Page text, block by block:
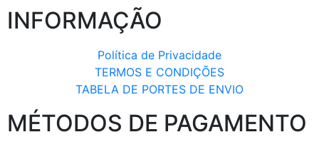
INFORMAÇÃO
Política de Privacidade
TERMOS E CONDIÇÕES
TABELA DE PORTES DE ENVIO
MÉTODOS DE PAGAMENTO